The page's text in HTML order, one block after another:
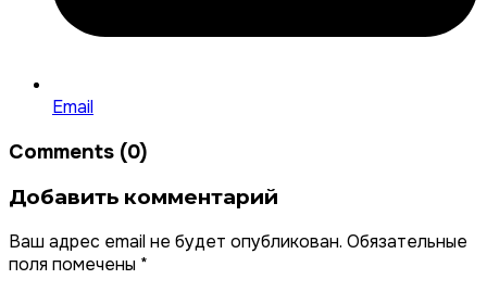
Email
Comments (0)
Добавить комментарий
Ваш адрес email не будет опубликован. Обязательные
поля помечены *